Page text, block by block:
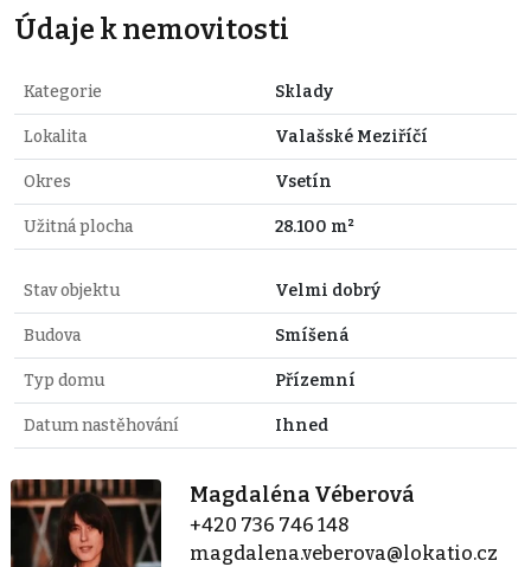
Údaje k nemovitosti
Kategorie Sklady
Lokalita Valašské Meziříčí
Okres Vsetín
Užitná plocha 28.100 m²
Stav objektu Velmi dobrý
Budova Smíšená
Typ domu Přízemní
Datum nastěhování Ihned
Magdaléna Véberová
+420 736 746 148
magdalena.veberova@lokatio.cz